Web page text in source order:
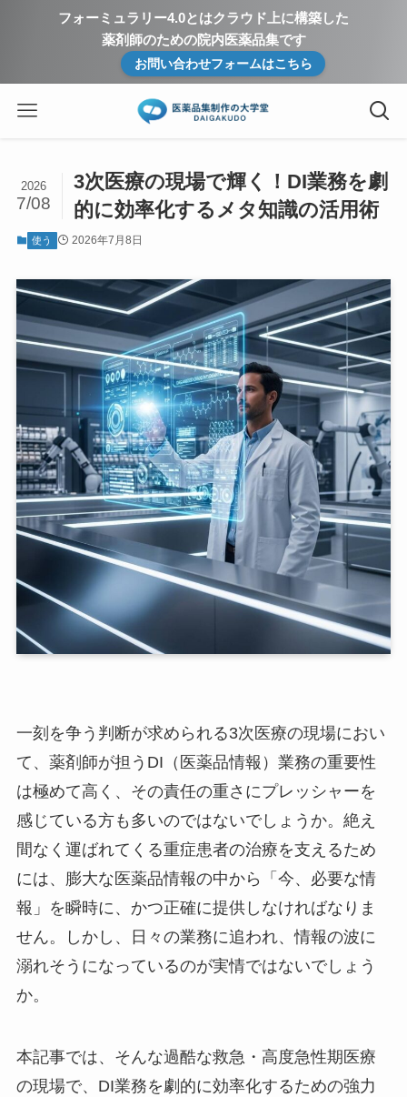
フォーミュラリー4.0とはクラウド上に構築した
薬剤師のための院内医薬品集です
お問い合わせフォームはこちら
3次医療の現場で輝く！DI業務を劇
的に効率化するメタ知識の活用術
2026
7/08
使う 2026年7月8日
一刻を争う判断が求められる3次医療の現場におい
て、薬剤師が担うDI（医薬品情報）業務の重要性
は極めて高く、その責任の重さにプレッシャーを
感じている方も多いのではないでしょうか。絶え
間なく運ばれてくる重症患者の治療を支えるため
には、膨大な医薬品情報の中から「今、必要な情
報」を瞬時に、かつ正確に提供しなければなりま
せん。しかし、日々の業務に追われ、情報の波に
溺れそうになっているのが実情ではないでしょう
か。
本記事では、そんな過酷な救急・高度急性期医療
の現場で、DI業務を劇的に効率化するための強力